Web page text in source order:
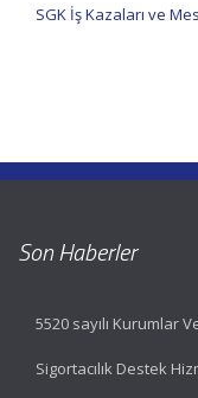
SGK İş Kazaları ve
Son Haberler
5520 sayılı Kurumlar
Sigortacılık Destek